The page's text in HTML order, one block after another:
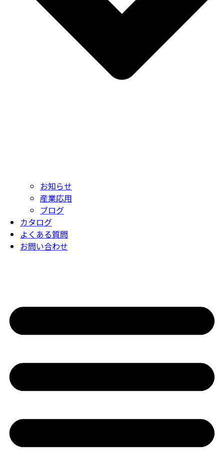
お知らせ
産業応用
ブログ
カタログ
よくある質問
お問い合わせ